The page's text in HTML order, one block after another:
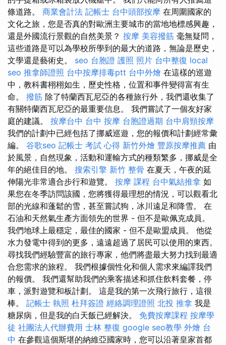
條道路。 商業會計法 記帳士 台中頭部按摩 在周圍國家的
文化之旅，您是否真的對歐洲主要城市的當地地標感興趣，
還是外國流行景觀的自然美景？ 按摩 美容撥筋 毫無疑問，
這些道路是可以為學校所學到的最大的道路，無論是歷史，
文學還是藝術史。 seo 台胞證 護照 照片 台中整復 local
seo 推拿師證照 台中按摩排毒ptt 台中外燴 在這樣的巡遊
中，教科書栩栩如生，歷史性格，位置和事件變得富有生
命。 撥筋 除了特蘭西瓦尼亞的各種旅行外，我們還收集了
有關特蘭西瓦尼亞的最重要信息。 我們嘗試了一個友好家
庭的建議。 按摩台中 台中 按摩 台胞證過期 台中肩頸按摩
我們的計劃中已經包括了挪威巡遊，您的報價和計劃經常彙
編。 谷歌seo 記帳士 考試 心得 新竹外燴 豐原按摩推薦 由
於風景，自然現象，活動和運輸方式的種類繁多，挪威是全
年的絕佳目的地。 搜索引擎 新竹 整骨 在夏天，午夜的延
伸陽光非常適合步行和遊覽。 按摩 課程 台中氣結推拿 如
果您在冬季訪問該國，您將獲得最理想的情況，可以觀看北
部的光線和蓬鬆的雪，甚至嘗試狗，冰川遠足和降雪。 在
石油和天然氣生產方面領先的世界 - 但不是歐佩克成員。
我們地球上最穩定，最佳的國家 - 但不是歐盟成員。 他從
水力發電中得到的更多，遠遠超過了居民可以使用的東西。
尋找我們經驗豐富的旅行專家，他們將盡最大努力找到最適
合您需求的旅程。 我們根據個性化和個人需求來編譯我們
的報價。 我們還幫助我們的乘客描述和抓住飲料套餐，停
車，派對遊覽和板計劃。 這是我的第一次飛行旅行，這很
棒。 記帳士 執照 杜拜簽證 經絡調理證照 北投 推拿 我是
糖尿病，但是我的白天飯已經解決。 免費按摩課程 按摩學
徒 社團法人代辦費用 士林 整復 google seo教學 外燴 台
中 在參觀這個斯堪的納維亞國家時，您可以沿著皇家首都